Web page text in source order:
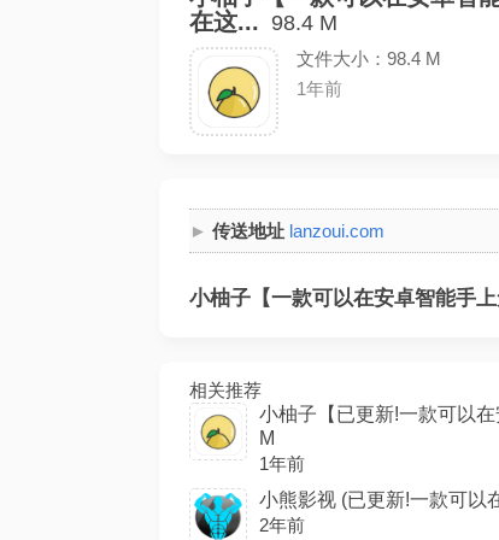
在这... 98.4 M
文件大小：98.4 M
1年前
传送地址 lanzoui.com
小柚子【一款可以在安卓智能手
相关推荐
小柚子【已更新!一款可以
M
1年前
小熊影视 (已更新!一款可以
2年前